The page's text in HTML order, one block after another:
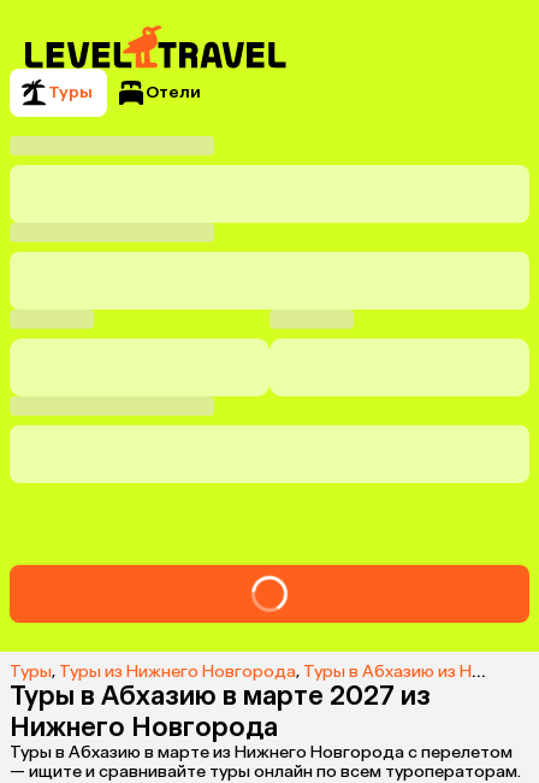
Туры Отели
Туры, Туры из Нижнего Новгорода, Туры в Абхазию из Нижнего Новгорода
Туры в Абхазию в марте 2027 из
Нижнего Новгорода
Туры в Абхазию в марте из Нижнего Новгорода с перелетом
— ищите и сравнивайте туры онлайн по всем туроператорам.